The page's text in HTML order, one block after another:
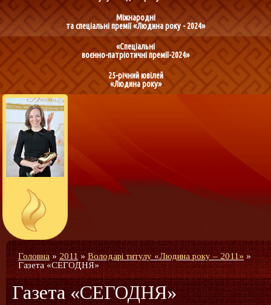
Міжнародні
та спеціальні премії «Людина року - 2024»
«Спеціальні
воєнно-патріотичні премії-2024»
25-річний ювілей
«Людина року»
Головна »2011»Володарі титулу «Людина року – 2011» »
Газета «СЕГОДНЯ»
Газета «СЕГОДНЯ»